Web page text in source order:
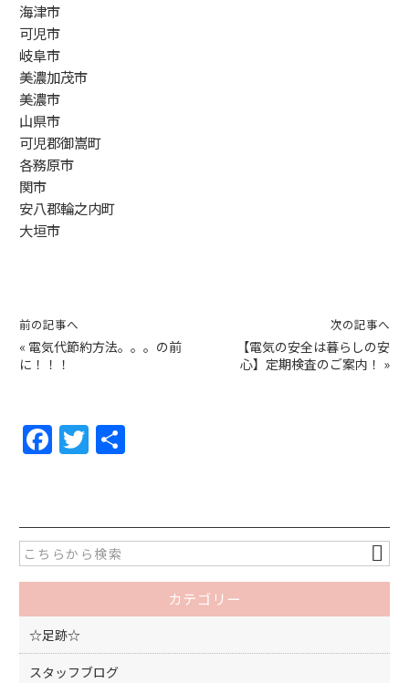
海津市
可児市
岐阜市
美濃加茂市
美濃市
山県市
可児郡御嵩町
各務原市
関市
安八郡輪之内町
大垣市
前の記事へ
« 電気代節約方法。。。の前
に！！！
次の記事へ
【電気の安全は暮らしの安
心】定期検査のご案内！ »
F
a
e
b
o
o
k
T
w
er
カテゴリー
☆足跡☆
スタッフブログ